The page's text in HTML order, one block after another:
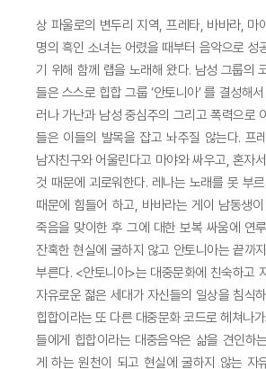
상 파울로의 변두리 지역, 프레타, 바바라, 마
명의 흑인 소녀는 어렸을 때부터 음악으로 성
기 위해 함께 랩을 노래해 왔다. 남성 그룹의
들은 스스로 힙합 그룹 ‘안토니아’ 를 결성해
러나 가난과 남성 중심주의 그리고 폭력으로
들은 이들의 발목을 잡고 놔주질 않는다. 프
남자친구와 어울린다고 마야와 싸우고, 혼자
것 때문에 괴로워한다. 레나는 노래를 못 부
때문에 힘들어 하고, 바바라는 게이 남동생
죽음을 맞이한 후 그에 대한 보복 싸움에 연
잔혹한 현실에 굴하지 않고 안토니아는 끝까
부른다. <안토니아>는 대중문화에 친숙하고
자유로운 젊은 세대가 자신들의 일상을 침식
힙합이라는 또 다른 대중문화 코드로 헤쳐나
들에게 힙합이라는 대중음악은 삶을 견인하
게 하는 원천이 되고 현실에 굴하지 않는 자